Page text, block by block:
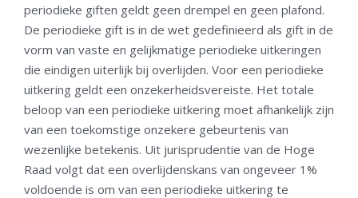
periodieke giften geldt geen drempel en geen plafond.
De periodieke gift is in de wet gedefinieerd als gift in de
vorm van vaste en gelijkmatige periodieke uitkeringen
die eindigen uiterlijk bij overlijden. Voor een periodieke
uitkering geldt een onzekerheidsvereiste. Het totale
beloop van een periodieke uitkering moet afhankelijk zijn
van een toekomstige onzekere gebeurtenis van
wezenlijke betekenis. Uit jurisprudentie van de Hoge
Raad volgt dat een overlijdenskans van ongeveer 1%
voldoende is om van een periodieke uitkering te